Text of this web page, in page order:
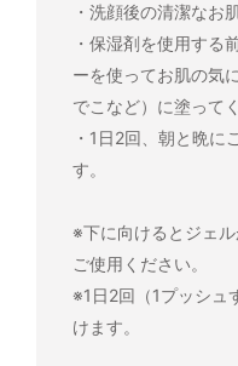
・洗顔後の清潔なお
・保湿剤を使用する
ーを使ってお肌の気
でこなど）に塗って
・1日2回、朝と晩に
す。
※下に向けるとジェ
ご使用ください。
※1日2回（1プッシュ
けます。